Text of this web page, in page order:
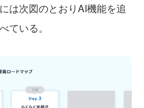
は次図のとおりAI機能を追
ている。